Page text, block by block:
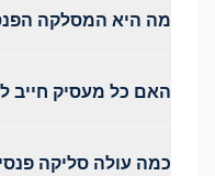
מה היא המסלקה
האם כל מעסיק
כמה עולה סליקה